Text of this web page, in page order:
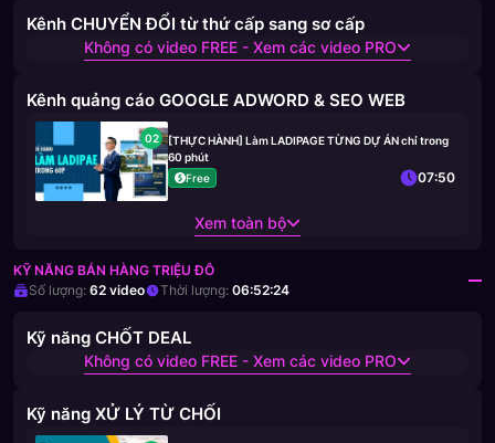
Kênh CHUYỂN ĐỔI từ thứ cấp sang sơ cấp
Không có video FREE - Xem các video PRO
Kênh quảng cáo GOOGLE ADWORD & SEO WEB
02
[THỰC HÀNH] Làm LADIPAGE TỪNG DỰ ÁN chỉ trong
60 phút
Free
07:50
Xem toàn bộ
KỸ NĂNG BÁN HÀNG TRIỆU ĐÔ
Số lượng: 62 video Thời lượng: 06:52:24
Kỹ năng CHỐT DEAL
Không có video FREE - Xem các video PRO
Kỹ năng XỬ LÝ TỪ CHỐI